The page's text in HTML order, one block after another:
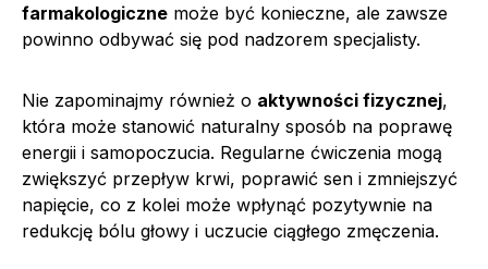
farmakologiczne może być konieczne, ale zawsze
powinno odbywać się pod nadzorem specjalisty.
Nie zapominajmy również o aktywności fizycznej,
która może stanowić naturalny sposób na poprawę
energii i samopoczucia. Regularne ćwiczenia mogą
zwiększyć przepływ krwi, poprawić sen i zmniejszyć
napięcie, co z kolei może wpłynąć pozytywnie na
redukcję bólu głowy i uczucie ciągłego zmęczenia.